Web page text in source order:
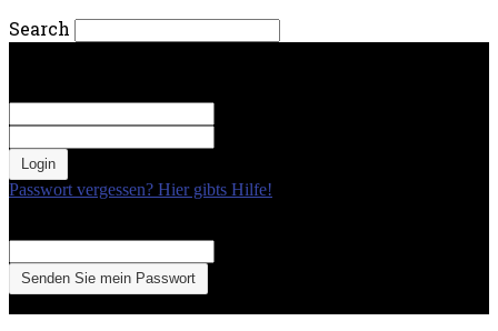
Search
Passwort vergessen? Hier gibts Hilfe!